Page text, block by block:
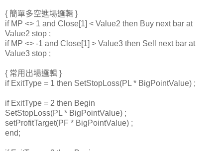
{ 簡單多空進場邏輯 }
if MP <> 1 and Close[1] < Value2 then Buy next bar at
Value2 stop ;
if MP <> -1 and Close[1] > Value3 then Sell next bar at
Value3 stop ;
{ 常用出場邏輯 }
if ExitType = 1 then SetStopLoss(PL * BigPointValue) ;
if ExitType = 2 then Begin
SetStopLoss(PL * BigPointValue) ;
setProfitTarget(PF * BigPointValue) ;
end;